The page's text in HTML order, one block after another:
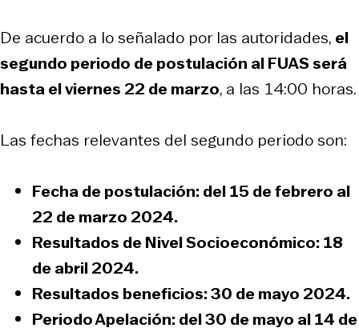
De acuerdo a lo señalado por las autoridades, el
segundo periodo de postulación al FUAS será
hasta el viernes 22 de marzo, a las 14:00 horas.
Las fechas relevantes del segundo periodo son:
Fecha de postulación: del 15 de febrero al
22 de marzo 2024.
Resultados de Nivel Socioeconómico: 18
de abril 2024.
Resultados beneficios: 30 de mayo 2024.
Periodo Apelación: del 30 de mayo al 14 de